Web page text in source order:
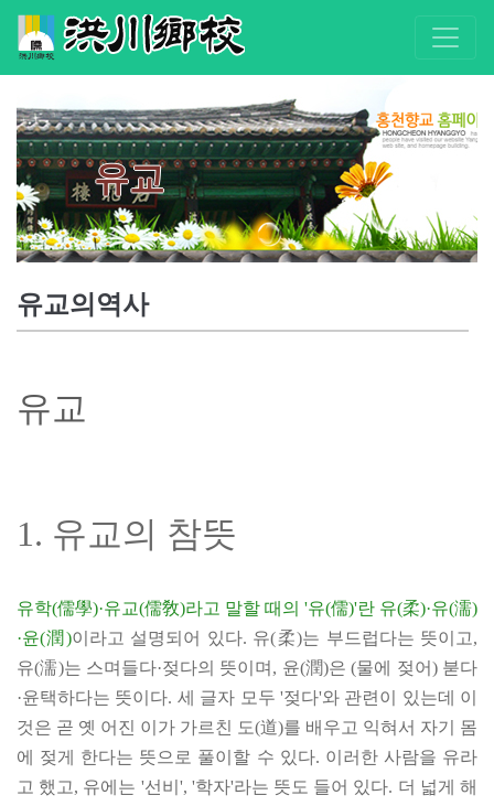
유교
유교의역사
유교
1. 유교의 참뜻
유학(儒學)·유교(儒敎)라고 말할 때의 '유(儒)'란 유(柔)·유(濡)
·윤(潤)이라고 설명되어 있다. 유(柔)는 부드럽다는 뜻이고,
유(濡)는 스며들다·젖다의 뜻이며, 윤(潤)은 (물에 젖어) 붇다
·윤택하다는 뜻이다. 세 글자 모두 '젖다'와 관련이 있는데 이
것은 곧 옛 어진 이가 가르친 도(道)를 배우고 익혀서 자기 몸
에 젖게 한다는 뜻으로 풀이할 수 있다. 이러한 사람을 유라
고 했고, 유에는 '선비', '학자'라는 뜻도 들어 있다. 더 넓게 해